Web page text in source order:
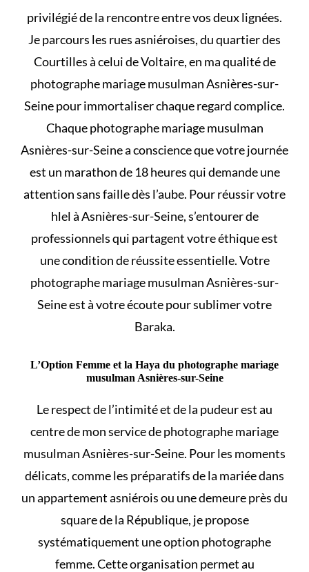
privilégié de la rencontre entre vos deux lignées.
Je parcours les rues asniéroises, du quartier des
Courtilles à celui de Voltaire, en ma qualité de
photographe mariage musulman Asnières-sur-
Seine pour immortaliser chaque regard complice.
Chaque photographe mariage musulman
Asnières-sur-Seine a conscience que votre journée
est un marathon de 18 heures qui demande une
attention sans faille dès l’aube. Pour réussir votre
hlelà Asnières-sur-Seine, s’entourer de
professionnels qui partagent votre éthique est
une condition de réussite essentielle. Votre
photographe mariage musulman Asnières-sur-
Seine est à votre écoute pour sublimer votre
Baraka.
L’Option Femme et la Haya du photographe mariage
musulman Asnières-sur-Seine
Le respect de l’intimité et de la pudeur est au
centre de mon service de photographe mariage
musulman Asnières-sur-Seine. Pour les moments
délicats, comme les préparatifs de la mariée dans
un appartement asniérois ou une demeure près du
square de la République, je propose
systématiquement une option photographe
femme. Cette organisation permet au